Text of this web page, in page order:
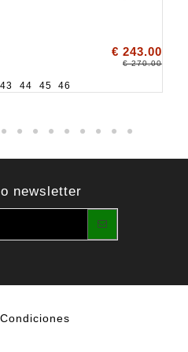
€ 243.00
€ 270.00
43 44 45 46
newsletter